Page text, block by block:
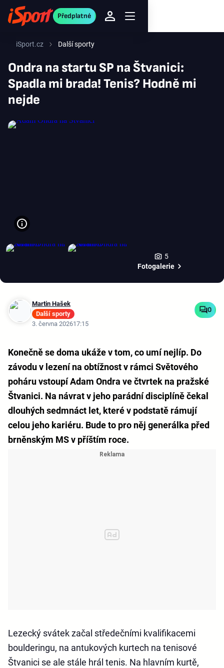
Předplatné
iSport.cz Další sporty
Ondra na startu SP na Štvanici:
Spadla mi brada! Tenis? Hodně mi
nejde
5
Fotogalerie
Martin Hašek
Další sporty
3. června 202617:15
0
Konečně se doma ukáže v tom, co umí nejlíp. Do
závodu v lezení na obtížnost v rámci Světového
poháru vstoupí Adam Ondra ve čtvrtek na pražské
Štvanici. Na návrat v jeho parádní disciplíně čekal
dlouhých sedmnáct let, které v podstatě rámují
celou jeho kariéru. Bude to pro něj generálka před
brněnským MS v příštím roce.
Lezecký svátek začal středečními kvalifikacemi
boulderingu, na antukových kurtech na tenisové
Štvanici se ale stále hrál tenis. Na hlavním kurtě,